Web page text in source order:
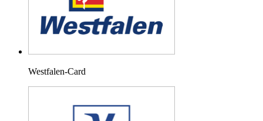
Westfalen-Card